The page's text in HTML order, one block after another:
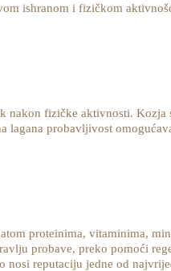
ishranom i fizičkom
nakon fizičke aktivnosti. Kozja
lagana probavljivost
proteinima, vitaminima,
probave, preko pomoći
nosi reputaciju jedne od